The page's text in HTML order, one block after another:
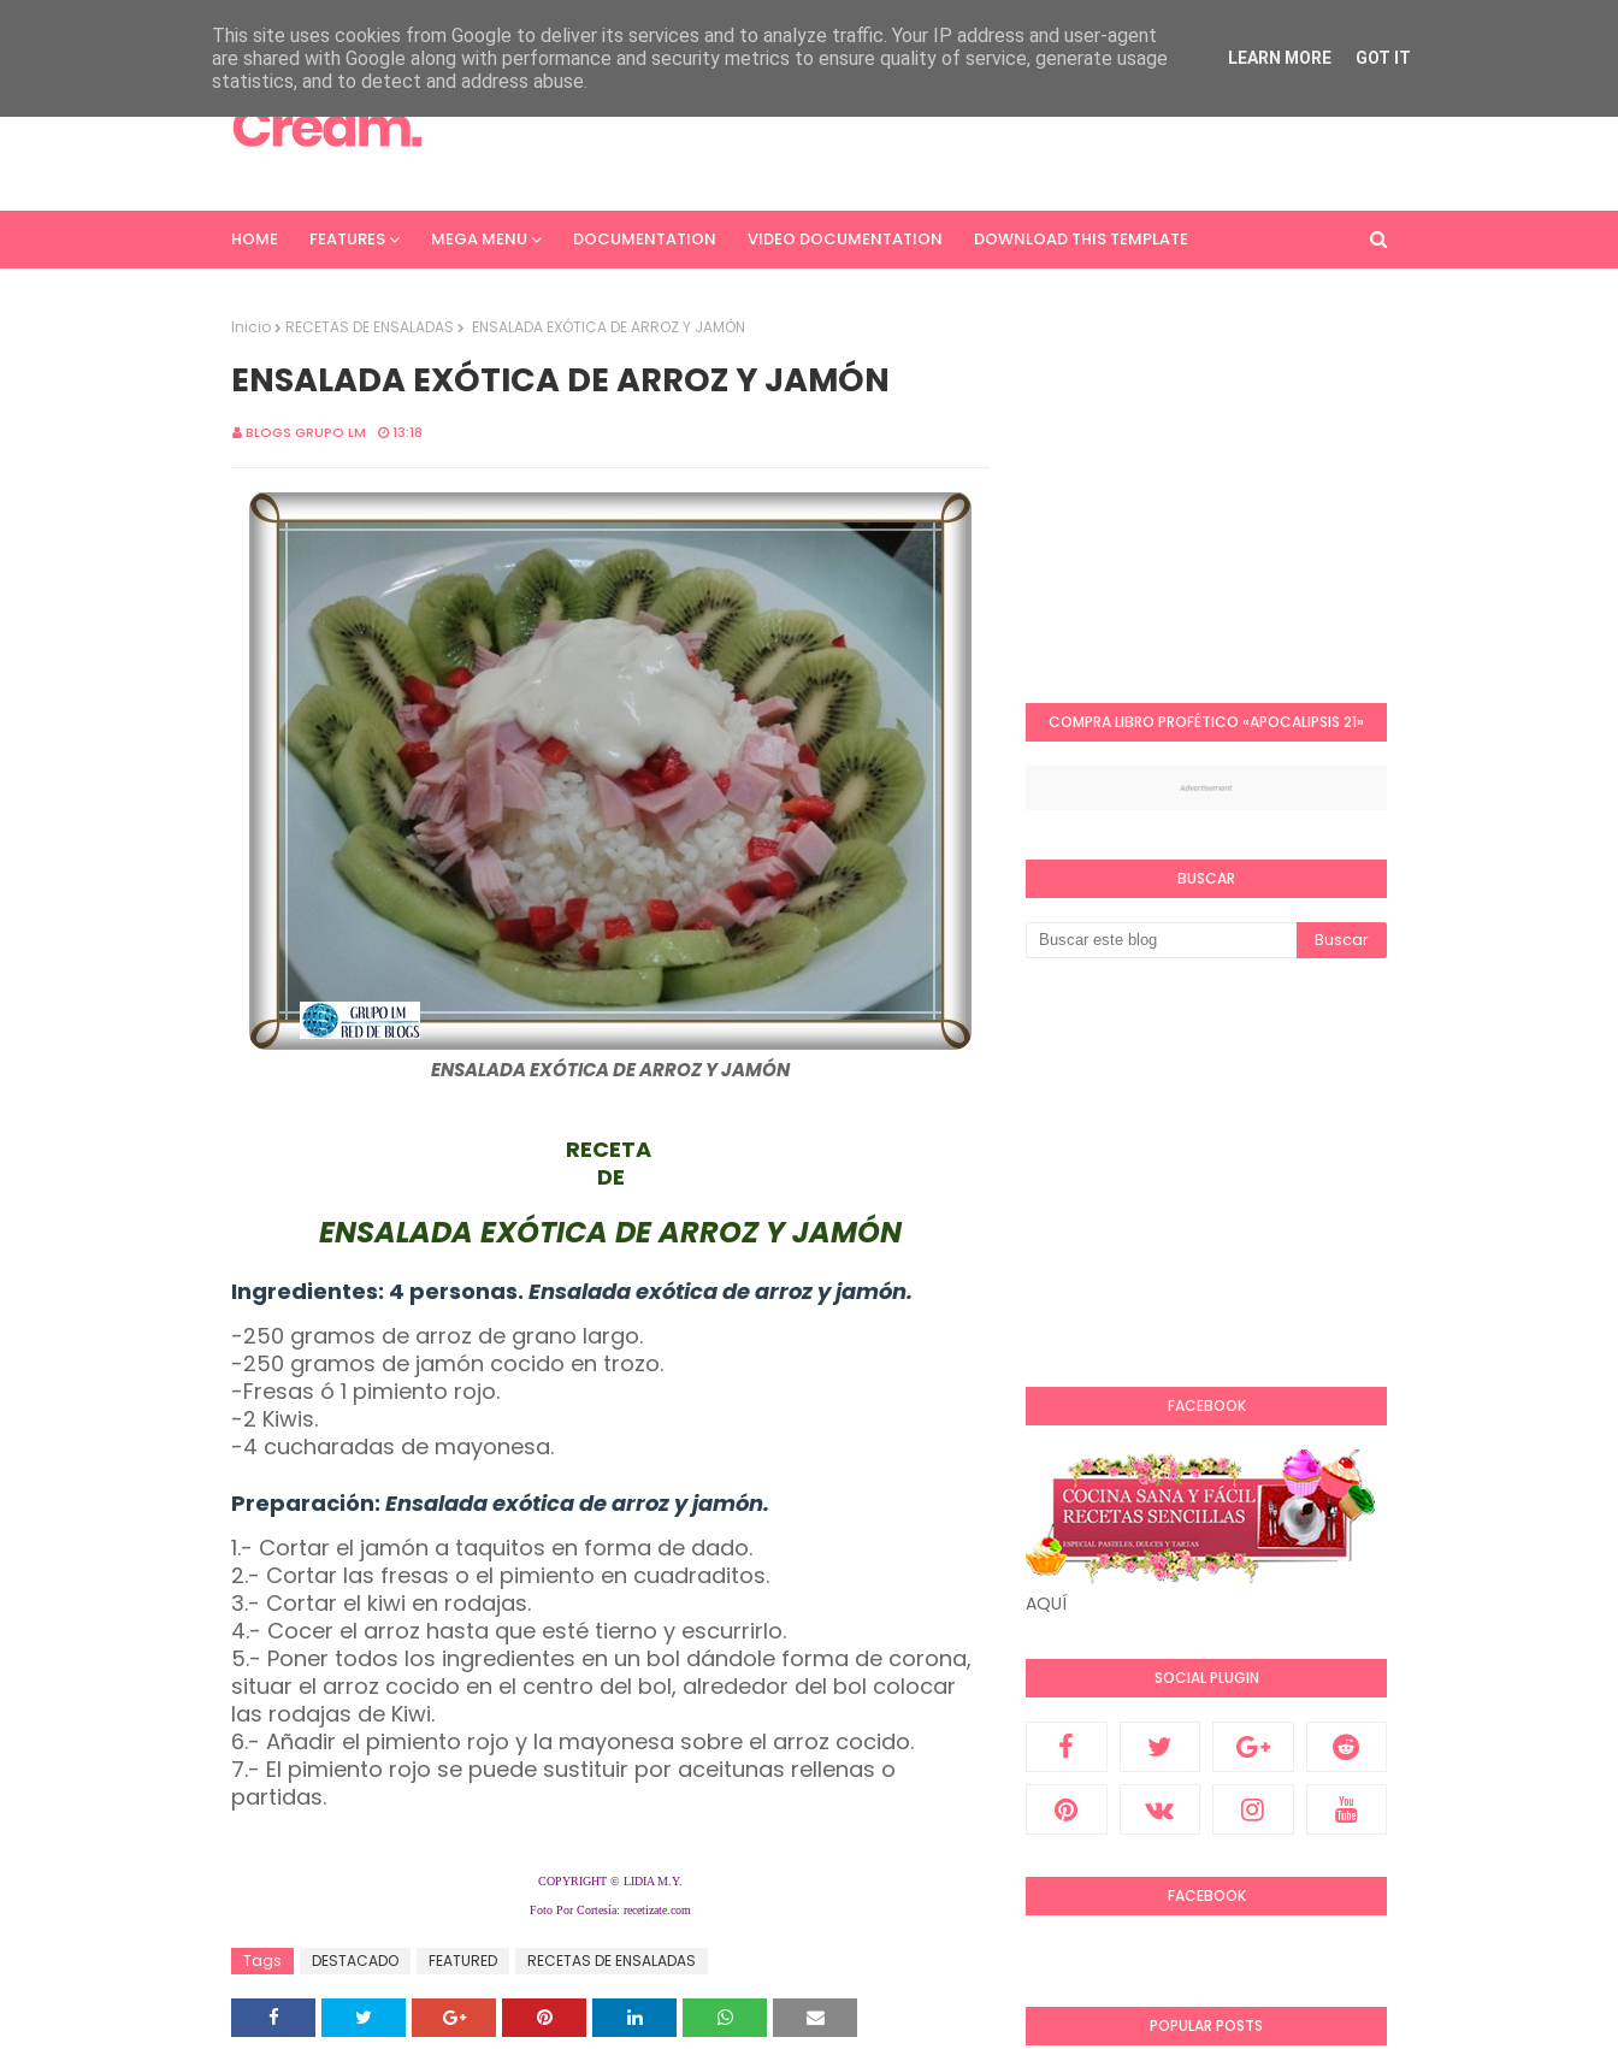
HOME FEATURES MEGA MENU DOCUMENTATION VIDEO DOCUMENTATION DOWNLOAD THIS TEMPLATE
Inicio RECETAS DE ENSALADAS ENSALADA EXÓTICA DE ARROZ Y JAMÓN
ENSALADA EXÓTICA DE ARROZ Y JAMÓN
BLOGS GRUPO LM 13:18
ENSALADA EXÓTICA DE ARROZ Y JAMÓN
RECETA
DE
ENSALADA EXÓTICA DE ARROZ Y JAMÓN
Ingredientes: 4 personas. Ensalada exótica de arroz y jamón.
-250 gramos de arroz de grano largo.
-250 gramos de jamón cocido en trozo.
-Fresas ó 1 pimiento rojo.
-2 Kiwis.
-4 cucharadas de mayonesa.
Preparación: Ensalada exótica de arroz y jamón.
1.- Cortar el jamón a taquitos en forma de dado.
2.- Cortar las fresas o el pimiento en cuadraditos.
3.- Cortar el kiwi en rodajas.
4.- Cocer el arroz hasta que esté tierno y escurrirlo.
5.- Poner todos los ingredientes en un bol dándole forma de corona,
situar el arroz cocido en el centro del bol, alrededor del bol colocar
las rodajas de Kiwi.
6.- Añadir el pimiento rojo y la mayonesa sobre el arroz cocido.
7.- El pimiento rojo se puede sustituir por aceitunas rellenas o
partidas.
COPYRIGHT © LIDIA M.Y.
Foto Por Cortesía: recetizate.com
Tags DESTACADO FEATURED RECETAS DE ENSALADAS
COMPRA LIBRO PROFÉTICO «APOCALIPSIS 21»
BUSCAR
FACEBOOK
AQUÍ
SOCIAL PLUGIN
FACEBOOK
POPULAR POSTS
This site uses cookies from Google to deliver its services and to analyze traffic. Your IP address and user-agent
are shared with Google along with performance and security metrics to ensure quality of service, generate usage
statistics, and to detect and address abuse.
LEARN MORE GOT IT